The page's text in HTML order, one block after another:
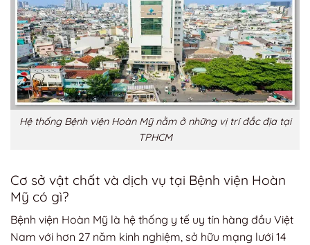
Hệ thống Bệnh viện Hoàn Mỹ nằm ở những vị trí đắc địa tại
TPHCM
Cơ sở vật chất và dịch vụ tại Bệnh viện Hoàn
Mỹ có gì?
Bệnh viện Hoàn Mỹ là hệ thống y tế uy tín hàng đầu Việt
Nam với hơn 27 năm kinh nghiệm, sở hữu mạng lưới 14